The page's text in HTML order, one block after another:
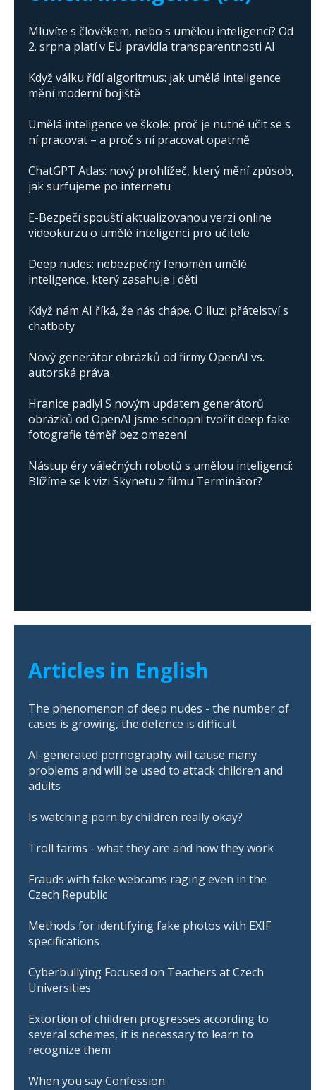
Mluvíte s člověkem, nebo s umělou inteligencí? Od
2. srpna platí v EU pravidla transparentnosti AI
Když válku řídí algoritmus: jak umělá inteligence
mění moderní bojiště
Umělá inteligence ve škole: proč je nutné učit se s
ní pracovat – a proč s ní pracovat opatrně
ChatGPT Atlas: nový prohlížeč, který mění způsob,
jak surfujeme po internetu
E-Bezpečí spouští aktualizovanou verzi online
videokurzu o umělé inteligenci pro učitele
Deep nudes: nebezpečný fenomén umělé
inteligence, který zasahuje i děti
Když nám AI říká, že nás chápe. O iluzi přátelství s
chatboty
Nový generátor obrázků od firmy OpenAI vs.
autorská práva
Hranice padly! S novým updatem generátorů
obrázků od OpenAI jsme schopni tvořit deep fake
fotografie téměř bez omezení
Nástup éry válečných robotů s umělou inteligencí:
Blížíme se k vizi Skynetu z filmu Terminátor?
Articles in English
The phenomenon of deep nudes - the number of
cases is growing, the defence is difficult
AI-generated pornography will cause many
problems and will be used to attack children and
adults
Is watching porn by children really okay?
Troll farms - what they are and how they work
Frauds with fake webcams raging even in the
Czech Republic
Methods for identifying fake photos with EXIF
specifications
Cyberbullying Focused on Teachers at Czech
Universities
Extortion of children progresses according to
several schemes, it is necessary to learn to
recognize them
When you say Confession